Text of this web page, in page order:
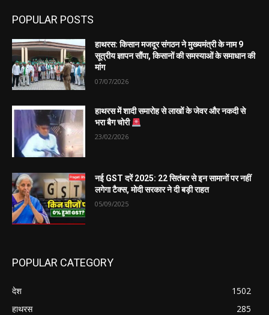
POPULAR POSTS
हाथरस: किसान मजदूर संगठन ने मुख्यमंत्री के नाम 9
सूत्रीय ज्ञापन सौंपा, किसानों की समस्याओं के समाधान की
मांग
07/07/2026
हाथरस में शादी समारोह से लाखों के जेवर और नकदी से
भरा बैग चोरी
23/02/2026
नई GST दरें 2025: 22 सितंबर से इन सामानों पर नहीं
लगेगा टैक्स, मोदी सरकार ने दी बड़ी राहत
05/09/2025
POPULAR CATEGORY
देश
1502
हाथरस
285